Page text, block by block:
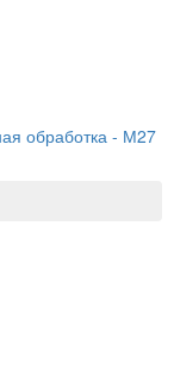
обработка - М27